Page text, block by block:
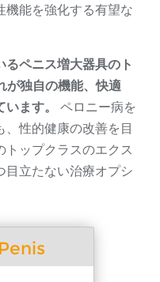
機能を強化する有望な
ペニス増大器具のト
が独自の機能、快適
ます。
ペロニー病を
性的健康の改善を目
ップクラスのエクス
目立たない治療オプシ